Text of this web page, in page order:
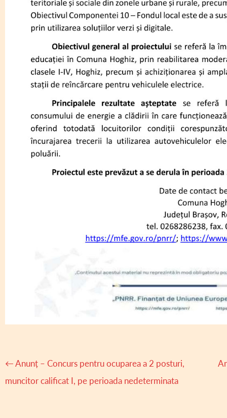
Navigare
articole
←Anunț – Concurs pentru ocuparea a 2 posturi,
muncitor calificat I, pe perioada nedeterminata